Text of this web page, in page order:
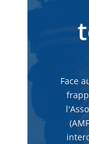
Face